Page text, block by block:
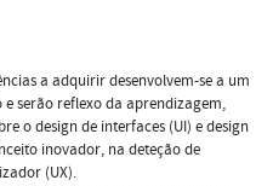
a adquirir desenvolvem-se a um
serão reflexo da aprendizagem,
o design de interfaces (UI) e design
inovador, na deteção de
(UX).